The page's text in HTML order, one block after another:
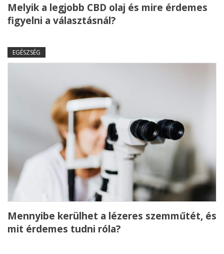
Melyik a legjobb CBD olaj és mire érdemes
figyelni a választásnál?
EGÉSZSÉG
Mennyibe kerülhet a lézeres szemműtét, és
mit érdemes tudni róla?